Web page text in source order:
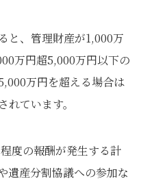
と、管理財産が1,000万
万円超5,000万円以下の
万円を超える場合は
ています。
度の報酬が発生する計
遺産分割協議への参加な